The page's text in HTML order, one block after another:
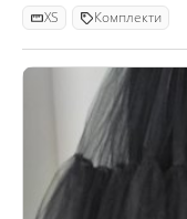
XS Комплекти